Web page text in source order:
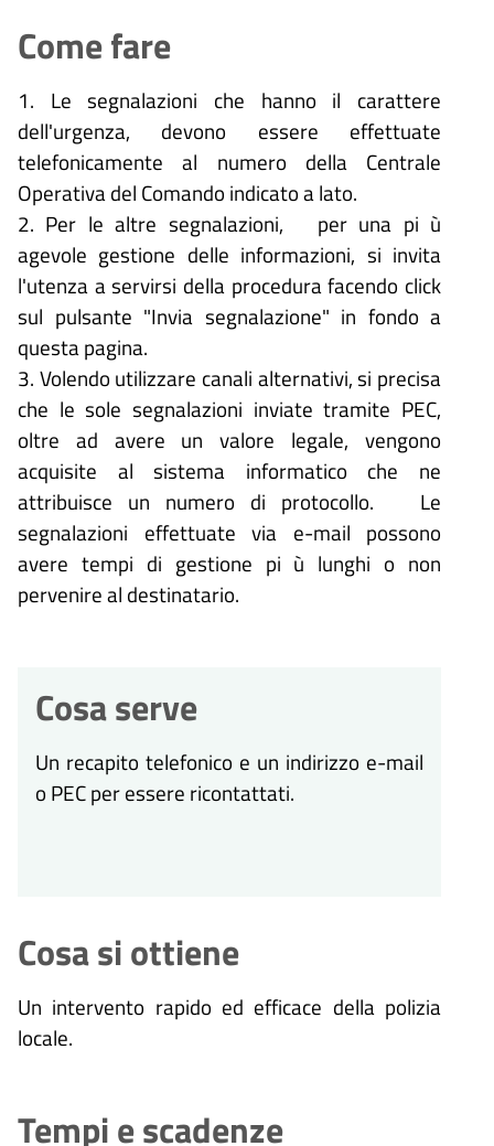
Come fare
1. Le segnalazioni che hanno il carattere
dell'urgenza, devono essere effettuate
telefonicamente al numero della Centrale
Operativa del Comando indicato a lato.
2. Per le altre segnalazioni, per una pi ù
agevole gestione delle informazioni, si invita
l'utenza a servirsi della procedura facendo click
sul pulsante "Invia segnalazione" in fondo a
questa pagina.
3. Volendo utilizzare canali alternativi, si precisa
che le sole segnalazioni inviate tramite PEC,
oltre ad avere un valore legale, vengono
acquisite al sistema informatico che ne
attribuisce un numero di protocollo. Le
segnalazioni effettuate via e-mail possono
avere tempi di gestione pi ù lunghi o non
pervenire al destinatario.
Cosa serve
Un recapito telefonico e un indirizzo e-mail
o PEC per essere ricontattati.
Cosa si ottiene
Un intervento rapido ed efficace della polizia
locale.
Tempi e scadenze